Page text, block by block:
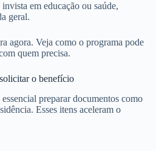
em educação ou saúde,
geral.
agora. Veja como o programa pode
quem precisa.
o benefício
preparar documentos como
Esses itens aceleram o